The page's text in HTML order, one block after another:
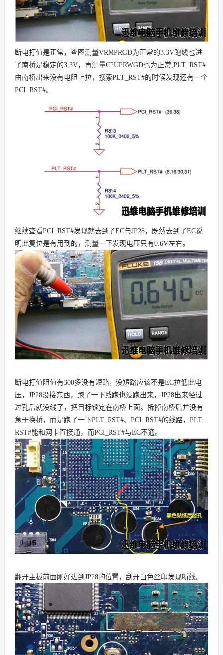
断电打值是正常，查图测量VRMPRGD为正常的3.3V跑线也进
了南桥是稳定的3,3V，再测量CPUPRWGD也为正常,PLT_RST#
由南桥出来没有电阻上拉，搜索PLT_RST#的时候发现还有一个
PCI_RST#。
继续查看PCI_RST#发现就去到了EC与JP28，既然去到了EC说
明此复位是有用到的，测量一下发现电压只有0.6V左右。
断电打值阻值有300多没有短路，没短路应该不是EC拉低此电
压，JP28没接东西，跑了一下线跑也没跑出来，JP28出来经过
过孔后就没线了，把目标锁定在南桥上面。拆掉南桥后并没有
急于换桥，而是跑了一下PLT_RST#、PCI_RST#的线路，PLT_
RST#能和网卡直接通，而PCI_RST#与EC不通。
翻开主板前面刚好进到JP28的位置，刮开白色丝印发现断线。